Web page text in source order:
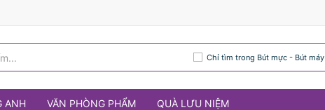
Chỉ tìm trong Bút mực - Bút máy
ANH VĂN PHÒNG PHẨM QUÀ LƯU NIỆM